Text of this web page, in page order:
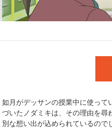
ノダミキ:徳永 愛／トモカネ:沢
(月刊｢まんがタイムきららキャ
芳文社/GA製作委員会
如月がデッサンの授業中に使って
づいたノダミキは、その理由を尋
別な想い出が込められているの